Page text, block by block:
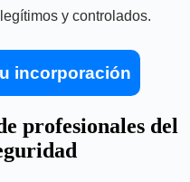
y controlados.
incorporación
profesionales del